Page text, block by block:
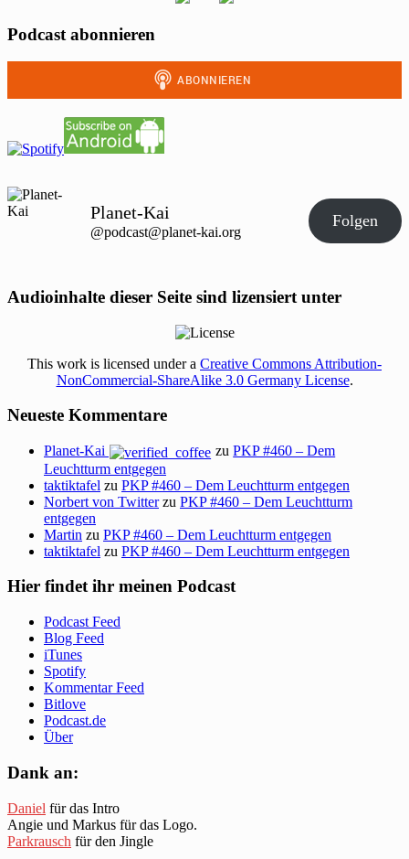
Podcast abonnieren
Planet-Kai
@podcast@planet-kai.org
Folgen
Audioinhalte dieser Seite sind lizensiert unter
This work is licensed under a Creative Commons Attribution-
NonCommercial-ShareAlike 3.0 Germany License.
Neueste Kommentare
Planet-Kai zuPKP #460 – Dem
Leuchtturm entgegen
taktiktafel zu PKP #460 – Dem Leuchtturm entgegen
Norbert von Twitterzu PKP #460 – Dem Leuchtturm
entgegen
Martin zu PKP #460 – Dem Leuchtturm entgegen
taktiktafel zu PKP #460 – Dem Leuchtturm entgegen
Hier findet ihr meinen Podcast
Podcast Feed
Blog Feed
iTunes
Spotify
Kommentar Feed
Bitlove
Podcast.de
Über
Dank an:
Daniel für das Intro
Angie und Markus für das Logo.
Parkrausch für den Jingle